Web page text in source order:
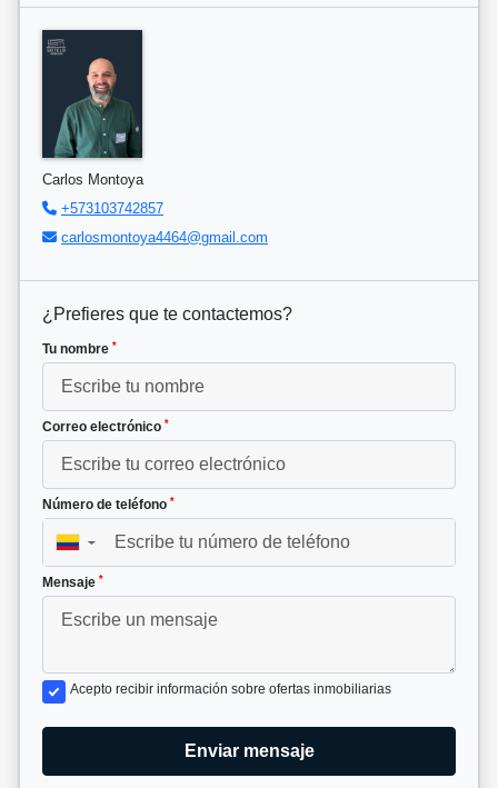
Carlos Montoya
+573103742857
carlosmontoya4464@gmail.com
¿Prefieres que te contactemos?
Tu nombre *
Correo electrónico *
Número de teléfono *
▼
Mensaje *
Acepto recibir información sobre ofertas inmobiliarias
Enviar mensaje